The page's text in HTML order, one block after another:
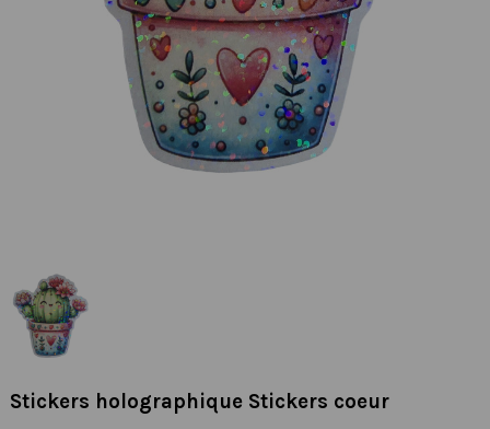
Stickers holographique Stickers coeur